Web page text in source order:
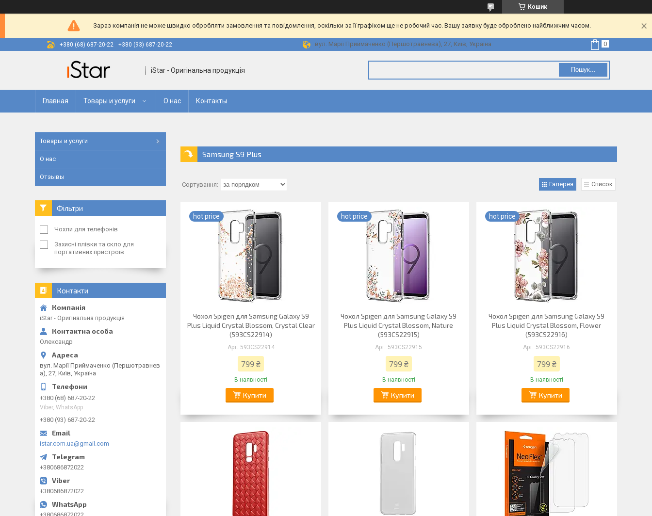
Кошик
Зараз компанія не може швидко обробляти замовлення та повідомлення, оскільки за її графіком ще не робочий час. Вашу заявку буде оброблено найближчим часом.
+380 (68) 687-20-22 +380 (93) 687-20-22 вул. Марії Приймаченко (Першотравнева), 27, Київ, Україна
iStar - Оригінальна продукція Пошук...
Главная Товары и услуги О нас Контакты
Samsung S9 Plus
Галерея Список
hot price
Чохол Spigen для Samsung Galaxy S9
Plus Liquid Crystal Blossom, Crystal Clear
(593CS22914)
593CS22914
799 ₴
В наявності
Купити
hot price
Чохол Spigen для Samsung Galaxy S9
Plus Liquid Crystal Blossom, Nature
(593CS22915)
593CS22915
799 ₴
В наявності
Купити
hot price
Чохол Spigen для Samsung Galaxy S9
Plus Liquid Crystal Blossom, Flower
(593CS22916)
593CS22916
799 ₴
В наявності
Купити
Товары и услуги
О нас
Отзывы
Фільтри
Чохли для телефонів
Захисні плівки та скло для
портативних пристроїв
Контакти
iStar - Оригінальна продукція
Олександр
вул. Марії Приймаченко (Першотравнев
а), 27, Київ, Україна
+380 (68) 687-20-22
Viber, WhatsApp
+380 (93) 687-20-22
istar.com.ua@gmail.com
+380686872022
+380686872022